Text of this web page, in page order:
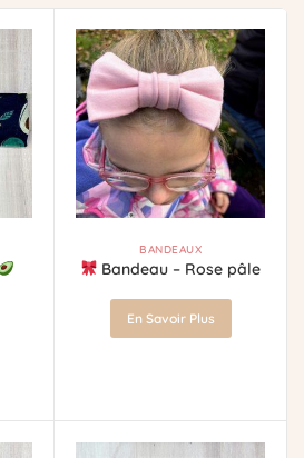
BANDEAUX
Bandeau – Rose pâle
En Savoir Plus